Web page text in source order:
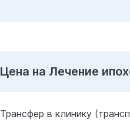
Цена на Лечение
Трансфер в клинику